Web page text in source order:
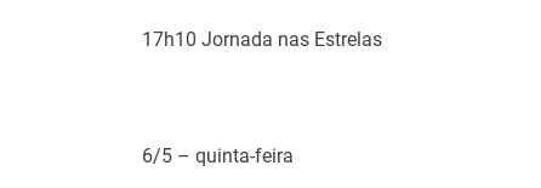
17h10 Jornada nas Estrelas
6/5 – quinta-feira